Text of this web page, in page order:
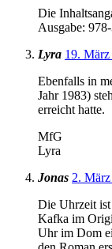
Die
Ausgabe:
Lyra 19.
Ebenfalls in
Jahr 1983)
erreicht hatte.
MfG
Lyra
Jonas 2.
Die Uhrzeit
Kafka im
Uhr im Dom